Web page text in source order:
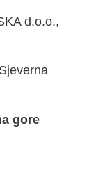
d.o.o.,
gore